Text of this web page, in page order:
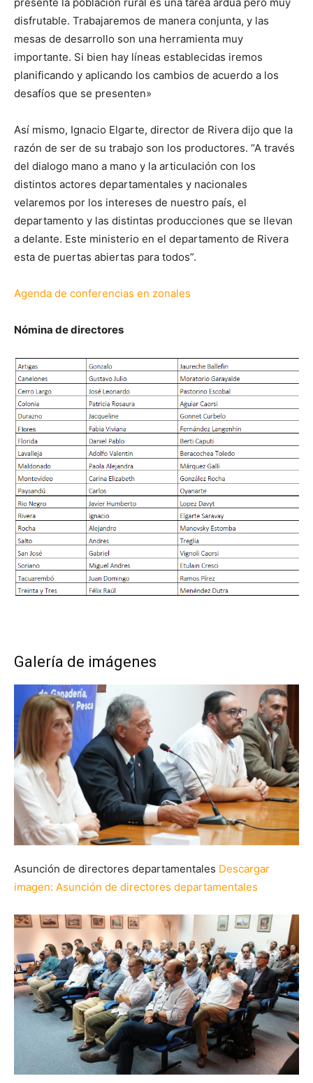
disfrutable. Trabajaremos de manera conjunta, y las
mesas de desarrollo son una herramienta muy
importante. Si bien hay líneas establecidas iremos
planificando y aplicando los cambios de acuerdo a los
desafíos que se presenten»
Así mismo, Ignacio Elgarte, director de Rivera dijo que la
razón de ser de su trabajo son los productores. “A través
del dialogo mano a mano y la articulación con los
distintos actores departamentales y nacionales
velaremos por los intereses de nuestro país, el
departamento y las distintas producciones que se llevan
a delante. Este ministerio en el departamento de Rivera
esta de puertas abiertas para todos”.
Agenda de conferencias en zonales
Nómina de directores
Galería de imágenes
Asunción de directores departamentales Descargar
imagen: Asunción de directores departamentales